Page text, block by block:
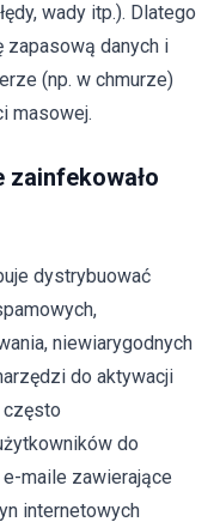
wady itp.). Dlatego
zapasową danych i
(np. w chmurze)
masowej.
zainfekowało
dystrybuować
niewiarygodnych
do aktywacji
często
do
maile zawierające
internetowych